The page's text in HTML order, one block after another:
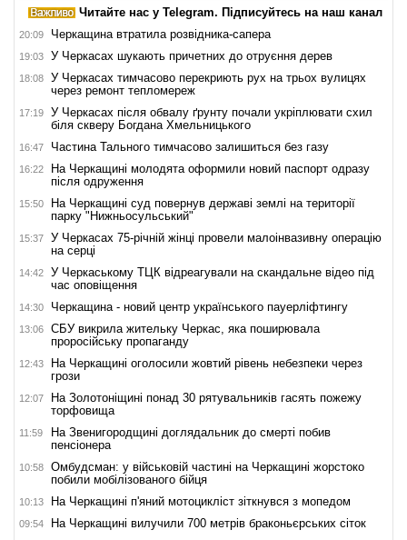
Читайте нас у Telegram. Підписуйтесь на наш канал
20:09 Черкащина втратила розвідника-сапера
19:03 У Черкасах шукають причетних до отруєння дерев
18:08
У Черкасах тимчасово перекриють рух на трьох вулицях
через ремонт тепломереж
17:19
У Черкасах після обвалу ґрунту почали укріплювати схил
біля скверу Богдана Хмельницького
16:47 Частина Тального тимчасово залишиться без газу
16:22
На Черкащині молодята оформили новий паспорт одразу
після одруження
15:50
На Черкащині суд повернув державі землі на території
парку "Нижньосульський"
15:37
У Черкасах 75-річній жінці провели малоінвазивну операцію
на серці
14:42
У Черкаському ТЦК відреагували на скандальне відео під
час оповіщення
14:30 Черкащина - новий центр українського пауерліфтингу
13:06
СБУ викрила жительку Черкас, яка поширювала
проросійську пропаганду
12:43
На Черкащині оголосили жовтий рівень небезпеки через
грози
12:07
На Золотоніщині понад 30 рятувальників гасять пожежу
торфовища
11:59
На Звенигородщині доглядальник до смерті побив
пенсіонера
10:58
Омбудсман: у військовій частині на Черкащині жорстоко
побили мобілізованого бійця
10:13 На Черкащині п'яний мотоцикліст зіткнувся з мопедом
09:54 На Черкащині вилучили 700 метрів браконьєрських сіток